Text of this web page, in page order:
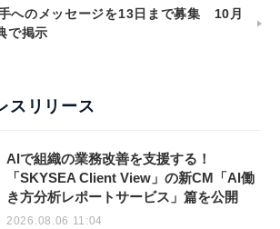
へのメッセージを13日まで募集 10月
で掲示
スリリース
AIで組織の業務改善を支援する！
「SKYSEA Client View」の新CM「AI働
き方分析レポートサービス」篇を公開
2026.08.06 11:04